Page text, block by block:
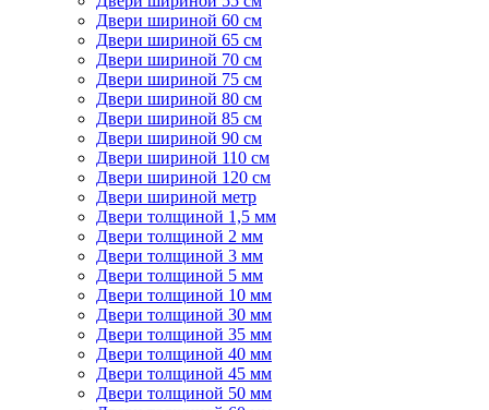
Двери шириной 60 см
Двери шириной 65 см
Двери шириной 70 см
Двери шириной 75 см
Двери шириной 80 см
Двери шириной 85 см
Двери шириной 90 см
Двери шириной 110 см
Двери шириной 120 см
Двери шириной метр
Двери толщиной 1,5 мм
Двери толщиной 2 мм
Двери толщиной 3 мм
Двери толщиной 5 мм
Двери толщиной 10 мм
Двери толщиной 30 мм
Двери толщиной 35 мм
Двери толщиной 40 мм
Двери толщиной 45 мм
Двери толщиной 50 мм